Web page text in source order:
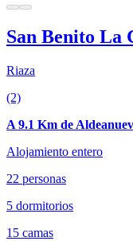
San Benito La
Riaza
(2)
A 9.1 Km de
Alojamiento entero
22 personas
5 dormitorios
15 camas